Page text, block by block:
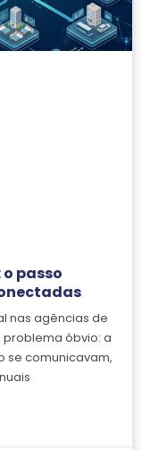
passo
nas agências de
óbvio: a
se comunicavam,